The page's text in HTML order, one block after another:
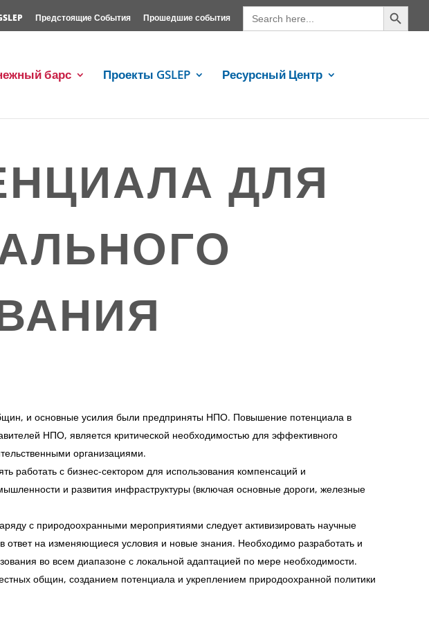
Предстоящие События Прошедшие события
Search
for:
Search Button
барс Проекты GSLEP Ресурсный Центр
ДЛЯ
и основные усилия были предприняты НПО. Повышение потенциала в
НПО, является критической необходимостью для эффективного
организациями.
работать с бизнес-сектором для использования компенсаций и
и развития инфраструктуры (включая основные дороги, железные
с природоохранными мероприятиями следует активизировать научные
на изменяющиеся условия и новые знания. Необходимо разработать и
во всем диапазоне с локальной адаптацией по мере необходимости.
общин, созданием потенциала и укреплением природоохранной политики